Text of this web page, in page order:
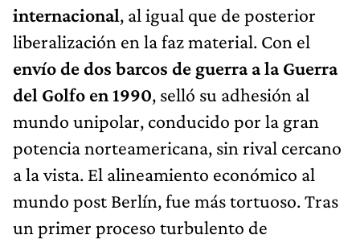
internacional, al igual que de posterior
liberalización en la faz material. Con el
envío de dos barcos de guerra a la Guerra
del Golfo en 1990, selló su adhesión al
mundo unipolar, conducido por la gran
potencia norteamericana, sin rival cercano
a la vista. El alineamiento económico al
mundo post Berlín, fue más tortuoso. Tras
un primer proceso turbulento de